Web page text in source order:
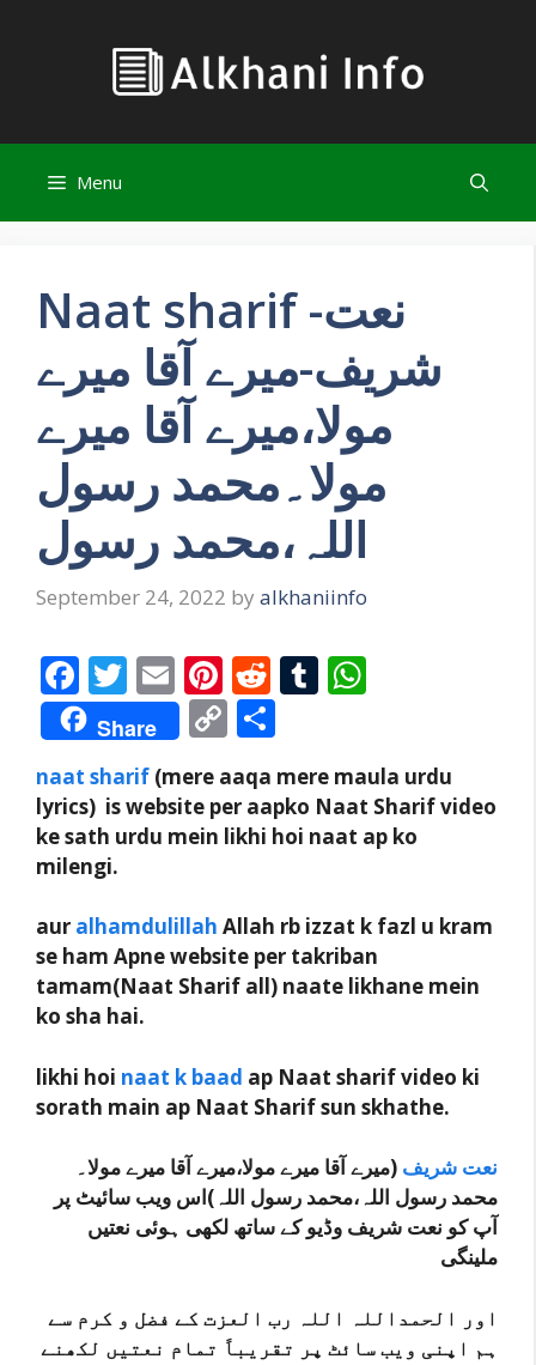
Menu
Naat sharif -نعت
شریف-میرے آقا میرے
مولا،میرے آقا میرے
مولا۔محمد رسول
اللہ،محمد رسول
September 24, 2022 by alkhaniinfo
F
ac
e
b
o
o
k
T
w
itt
er
E
m
ai
l
Pi
nt
er
e
st
R
e
d
di
t
T
bl
r
s
A
p
p
Share C
p
y
n
k
ar
e
naat sharif (mere aaqa mere maula urdu
lyrics) is website per aapko Naat Sharif video
ke sath urdu mein likhi hoi naat ap ko
milengi.
aur alhamdulillah Allah rb izzat k fazl u kram
se ham Apne website per takriban
tamam(Naat Sharif all) naate likhane mein
ko sha hai.
likhi hoi naat k baad ap Naat sharif video ki
sorath main ap Naat Sharif sun skhathe.
نعت شریف (میرے آقا میرے مولا،میرے آقا میرے مولا۔
محمد رسول اللہ،محمد رسول اللہ)اس ویب سائیٹ پر
آپ کو نعت شریف وڈیو کے ساتھ لکھی ہوئی نعتیں
ملینگی
اور الحمداللہ اللہ رب العزت کے فضل و کرم سے
ہم اپنی ویب سائٹ پر تقریباً تمام نعتیں لکھنے